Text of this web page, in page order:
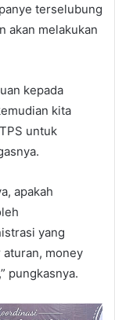
terselubung
akan melakukan
kepada
kita
untuk
apakah
yang
money
pungkasnya.